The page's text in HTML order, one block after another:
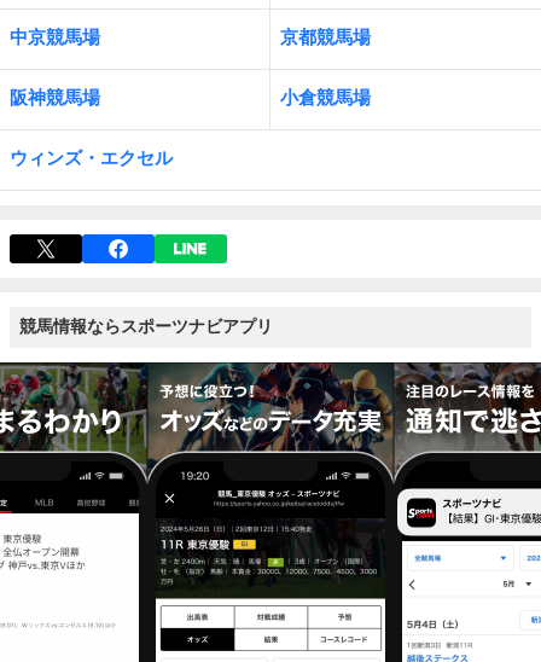
中京競馬場 京都競馬場
阪神競馬場 小倉競馬場
ウィンズ・エクセル
競馬情報ならスポーツナビアプリ